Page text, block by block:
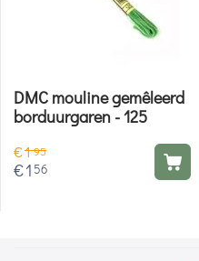
DMC mouline gemêleerd
borduurgaren - 125
€195
€1 56